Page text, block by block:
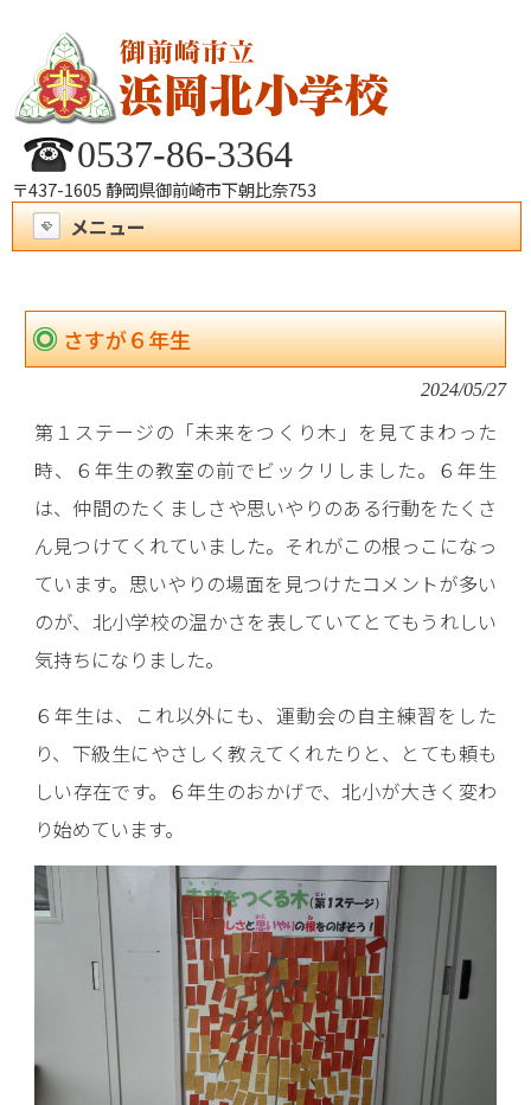
0537-86-3364
〒437-1605 静岡県御前崎市下朝比奈753
メニュー
さすが６年生
2024/05/27
第１ステージの「未来をつくり木」を見てまわった
時、６年生の教室の前でビックリしました。６年生
は、仲間のたくましさや思いやりのある行動をたくさ
ん見つけてくれていました。それがこの根っこになっ
ています。思いやりの場面を見つけたコメントが多い
のが、北小学校の温かさを表していてとてもうれしい
気持ちになりました。
６年生は、これ以外にも、運動会の自主練習をした
り、下級生にやさしく教えてくれたりと、とても頼も
しい存在です。６年生のおかげで、北小が大きく変わ
り始めています。